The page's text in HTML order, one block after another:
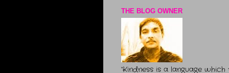
THE BLOG OWNER
“Kindness is a language